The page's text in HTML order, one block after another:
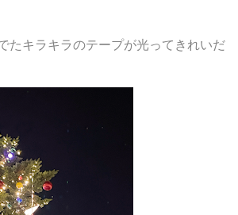
たキラキラのテープが光ってきれいだ